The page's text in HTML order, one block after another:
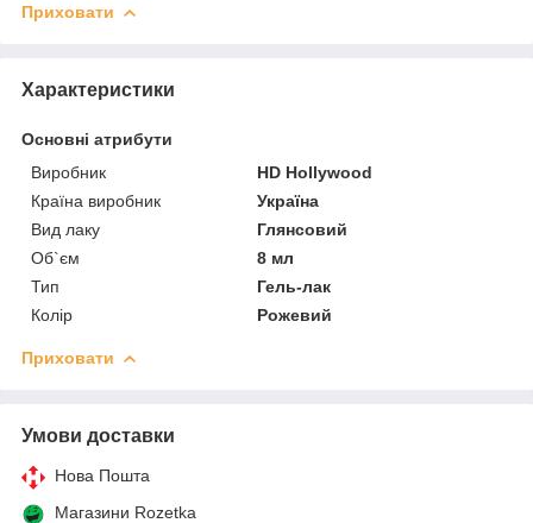
Приховати
Характеристики
Основні атрибути
Виробник
HD Hollywood
Країна виробник
Україна
Вид лаку
Глянсовий
Об`єм
8 мл
Тип
Гель-лак
Колір
Рожевий
Приховати
Умови доставки
Нова Пошта
Магазини Rozetka